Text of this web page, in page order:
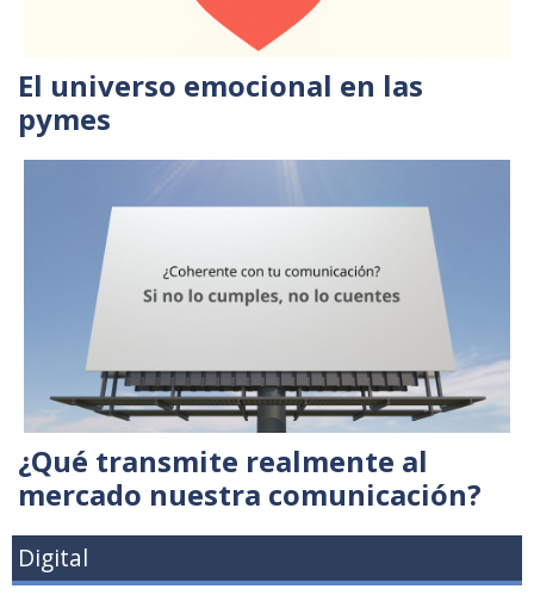
El universo emocional en las
pymes
¿Qué transmite realmente al
mercado nuestra comunicación?
Digital